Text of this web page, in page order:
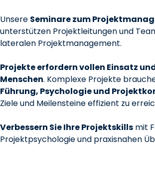
Unsere Seminare zum
unterstützen Projektleitungen und
lateralen Projektmanagement.
Projekte erfordern vollen Einsatz
Menschen. Komplexe Projekte
Führung, Psychologie und
Ziele und Meilensteine effizient zu
Verbessern Sie Ihre Projektskills mit
Projektpsychologie und praxisnahen